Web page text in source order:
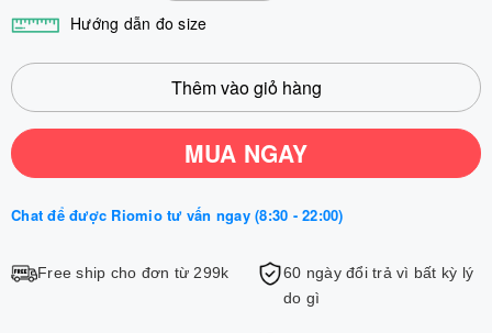
Hướng dẫn đo size
Thêm vào giỏ hàng
MUA NGAY
Chat để được Riomio tư vấn ngay (8:30 - 22:00)
Free ship cho đơn từ 299k
60 ngày đổi trả vì bất kỳ lý
do gì